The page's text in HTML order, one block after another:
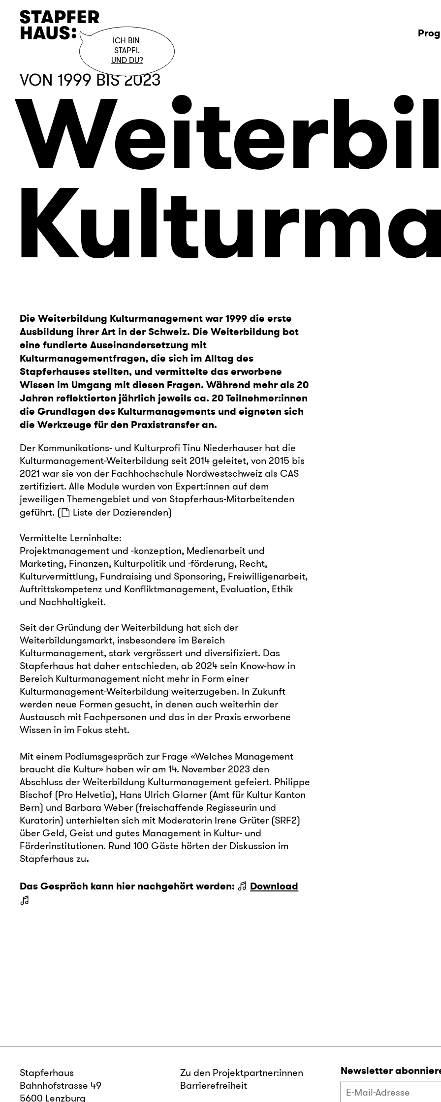
ICH BIN
STAPFI.
UND DU?
VON 1999 BIS 2023
Die Weiterbildung Kulturmanagement war 1999 die erste
Ausbildung ihrer Art in der Schweiz. Die Weiterbildung bot
eine fundierte Auseinandersetzung mit
Kulturmanagementfragen, die sich im Alltag des
Stapferhauses stellten, und vermittelte das erworbene
Wissen im Umgang mit diesen Fragen. Während mehr als 20
Jahren reflektierten jährlich jeweils ca. 20 Teilnehmer:innen
die Grundlagen des Kulturmanagements und eigneten sich
die Werkzeuge für den Praxistransfer an.
Der Kommunikations- und Kulturprofi Tinu Niederhauser hat die
Kulturmanagement-Weiterbildung seit 2014 geleitet, von 2015 bis
2021 war sie von der Fachhochschule Nordwestschweiz als CAS
zertifiziert. Alle Module wurden von Expert:innen auf dem
jeweiligen Themengebiet und von Stapferhaus-Mitarbeitenden
geführt. (
Liste der Dozierenden)
Vermittelte Lerninhalte:
Projektmanagement und -konzeption, Medienarbeit und
Marketing, Finanzen, Kulturpolitik und -förderung, Recht,
Kulturvermittlung, Fundraising und Sponsoring, Freiwilligenarbeit,
Auftrittskompetenz und Konfliktmanagement, Evaluation, Ethik
und Nachhaltigkeit.
Seit der Gründung der Weiterbildung hat sich der
Weiterbildungsmarkt, insbesondere im Bereich
Kulturmanagement, stark vergrössert und diversifiziert. Das
Stapferhaus hat daher entschieden, ab 2024 sein Know-how in
Bereich Kulturmanagement nicht mehr in Form einer
Kulturmanagement-Weiterbildung weiterzugeben. In Zukunft
werden neue Formen gesucht, in denen auch weiterhin der
Austausch mit Fachpersonen und das in der Praxis erworbene
Wissen in im Fokus steht.
Mit einem Podiumsgespräch zur Frage «Welches Management
braucht die Kultur» haben wir am 14. November 2023 den
Abschluss der Weiterbildung Kulturmanagement gefeiert. Philippe
Bischof (Pro Helvetia), Hans Ulrich Glarner (Amt für Kultur Kanton
Bern) und Barbara Weber (freischaffende Regisseurin und
Kuratorin) unterhielten sich mit Moderatorin Irene Grüter (SRF2)
über Geld, Geist und gutes Management in Kultur- und
Förderinstitutionen. Rund 100 Gäste hörten der Diskussion im
Stapferhaus zu.
Das Gespräch kann hier nachgehört werden: Download
Stapferhaus
Bahnhofstrasse 49
5600 Lenzburg
Zu den Projektpartner:innen
Barrierefreiheit
Newsletter